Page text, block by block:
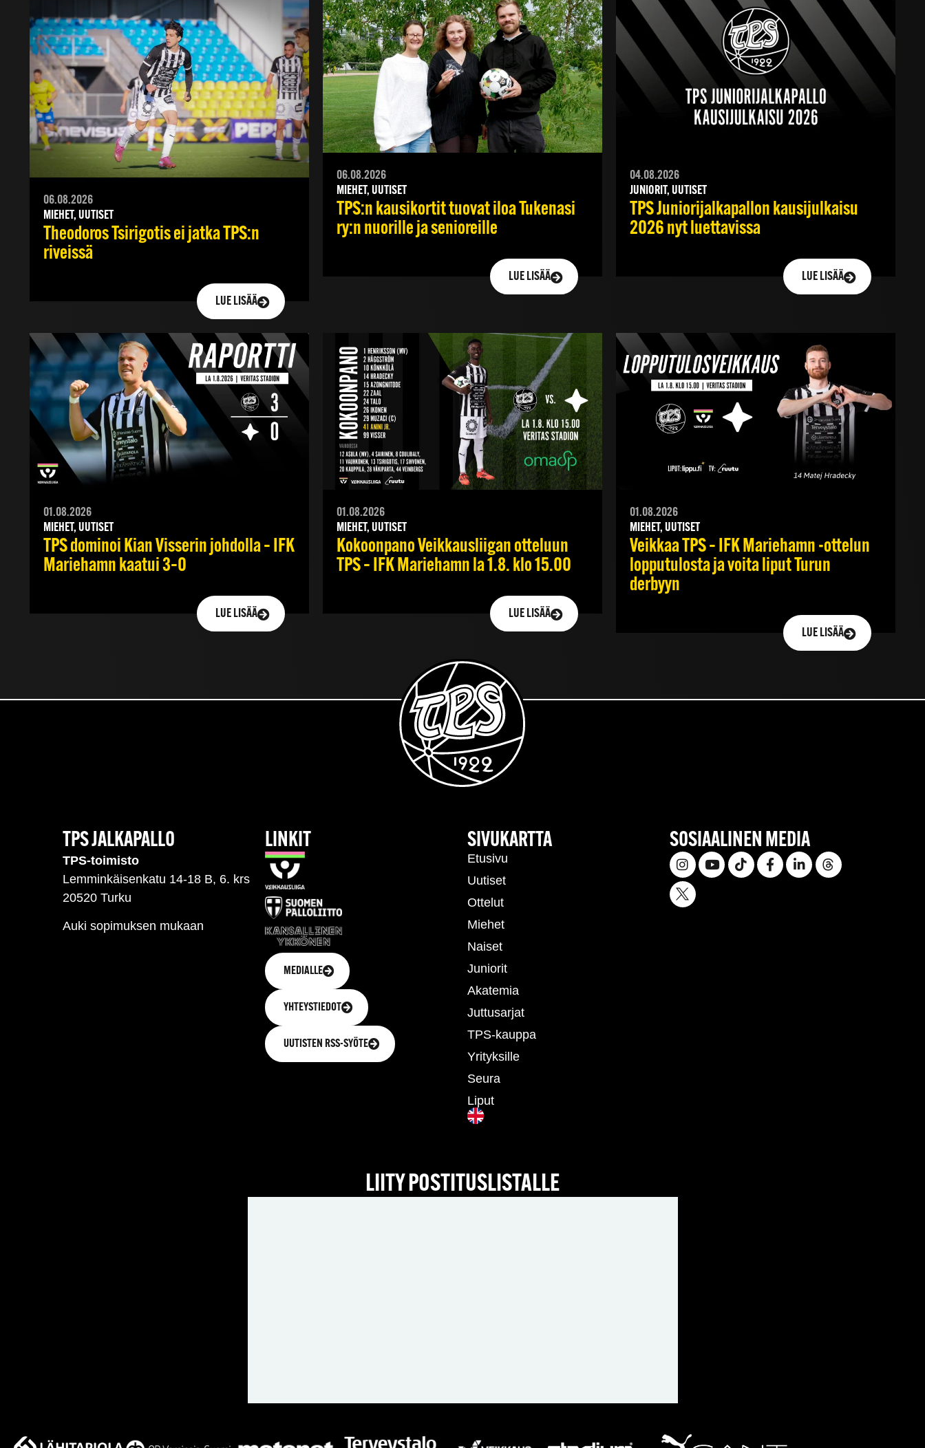
06.08.2026
MIEHET, UUTISET
Theodoros Tsirigotis ei jatka TPS:n
riveissä
LUE LISÄÄ
06.08.2026
MIEHET, UUTISET
TPS:n kausikortit tuovat iloa Tukenasi
ry:n nuorille ja senioreille
LUE LISÄÄ
04.08.2026
JUNIORIT, UUTISET
TPS Juniorijalkapallon kausijulkaisu
2026 nyt luettavissa
LUE LISÄÄ
01.08.2026
MIEHET, UUTISET
TPS dominoi Kian Visserin johdolla – IFK
Mariehamn kaatui 3–0
LUE LISÄÄ
01.08.2026
MIEHET, UUTISET
Kokoonpano Veikkausliigan otteluun
TPS – IFK Mariehamn la 1.8. klo 15.00
LUE LISÄÄ
01.08.2026
MIEHET, UUTISET
Veikkaa TPS – IFK Mariehamn -ottelun
lopputulosta ja voita liput Turun
derbyyn
LUE LISÄÄ
TPS JALKAPALLO
TPS-toimisto
Lemminkäisenkatu 14-18 B, 6. krs
20520 Turku
Auki sopimuksen mukaan
LINKIT
MEDIALLE
YHTEYSTIEDOT
UUTISTEN RSS-SYÖTE
SIVUKARTTA
Etusivu
Uutiset
Ottelut
Miehet
Naiset
Juniorit
Akatemia
Juttusarjat
TPS-kauppa
Yrityksille
Seura
Liput
SOSIAALINEN MEDIA
LIITY POSTITUSLISTALLE